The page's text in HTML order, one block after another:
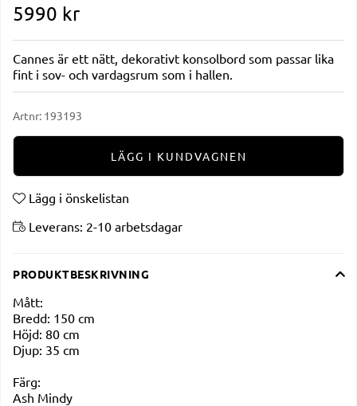
5990 kr
Cannes är ett nätt, dekorativt konsolbord som passar lika
fint i sov- och vardagsrum som i hallen.
Artnr: 193193
LÄGG I KUNDVAGNEN
Lägg i önskelistan
Leverans: 2-10 arbetsdagar
PRODUKTBESKRIVNING
Mått:
Bredd: 150 cm
Höjd: 80 cm
Djup: 35 cm
Färg:
Ash Mindy